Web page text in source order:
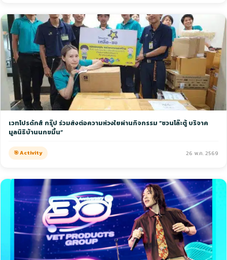
เวทโปรดักส์ กรุ๊ป ร่วมส่งต่อความห่วงใยผ่านกิจกรรม “ชวนโล๊ะตู้ บริจาค
มูลนิธิบ้านนกขมิ้น”
🎯 Activity 26 พ.ค. 2569